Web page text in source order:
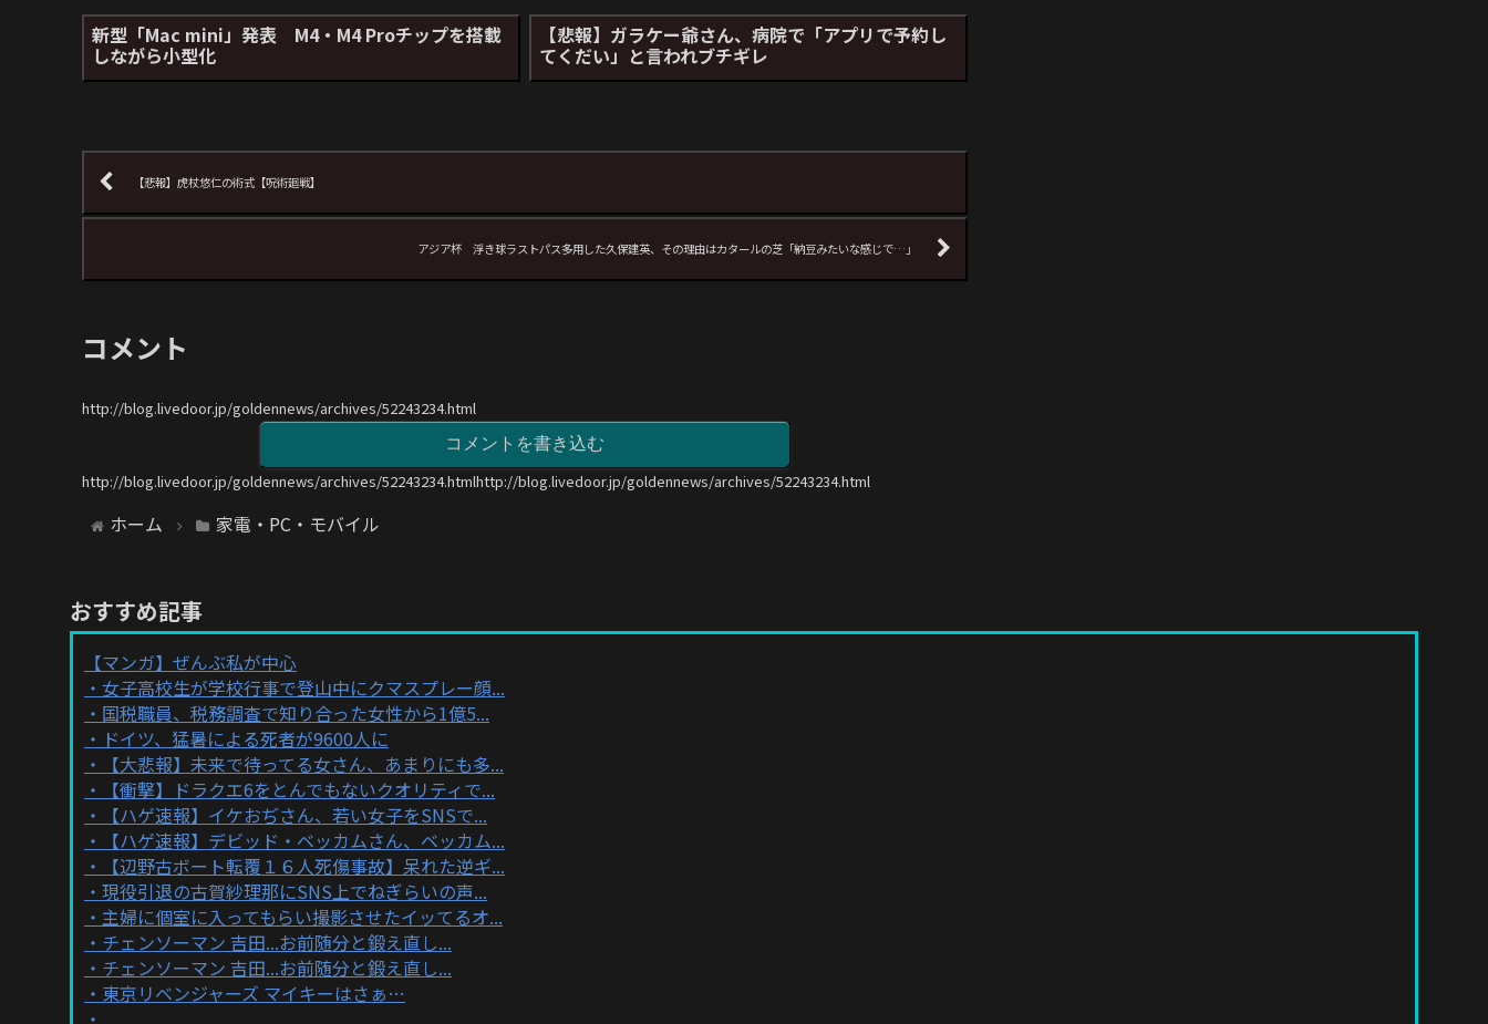
新型「Mac mini」発表 M4・M4 Proチップを搭載
しながら小型化
【悲報】ガラケー爺さん、病院で「アプリで予約し
てくだい」と言われブチギレ
【悲報】虎杖悠仁の術式【呪術廻戦】
アジア杯 浮き球ラストパス多用した久保建英、その理由はカタールの芝「納豆みたいな感じで…」
コメント
http://blog.livedoor.jp/goldennews/archives/52243234.html
コメントを書き込む
http://blog.livedoor.jp/goldennews/archives/52243234.htmlhttp://blog.livedoor.jp/goldennews/archives/52243234.html
ホーム 家電・PC・モバイル
おすすめ記事
【マンガ】ぜんぶ私が中心
女子高校生が学校行事で登山中にクマスプレー顔...
国税職員、税務調査で知り合った女性から1億5...
ドイツ、猛暑による死者が9600人に
【大悲報】未来で待ってる女さん、あまりにも多...
【衝撃】ドラクエ6をとんでもないクオリティで...
【ハゲ速報】イケおぢさん、若い女子をSNSで...
【ハゲ速報】デビッド・ベッカムさん、ベッカム...
【辺野古ボート転覆１６人死傷事故】呆れた逆ギ...
現役引退の古賀紗理那にSNS上でねぎらいの声...
主婦に個室に入ってもらい撮影させたイッてるオ...
チェンソーマン 吉田...お前随分と鍛え直し...
チェンソーマン 吉田...お前随分と鍛え直し...
東京リベンジャーズ マイキーはさぁ…